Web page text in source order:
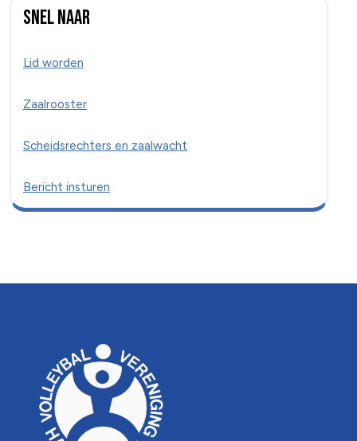
Snel naar
Lid worden
Zaalrooster
Scheidsrechters en zaalwacht
Bericht insturen